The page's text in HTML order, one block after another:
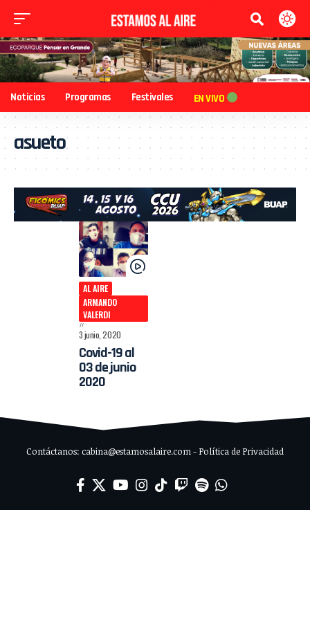
Noticias Programas Festivales EN VIVO
asueto
AL AIRE
ARMANDO
VALERDI
3 junio, 2020
Covid-19 al
03 de junio
2020
Contáctanos: cabina@estamosalaire.com - Política de Privacidad